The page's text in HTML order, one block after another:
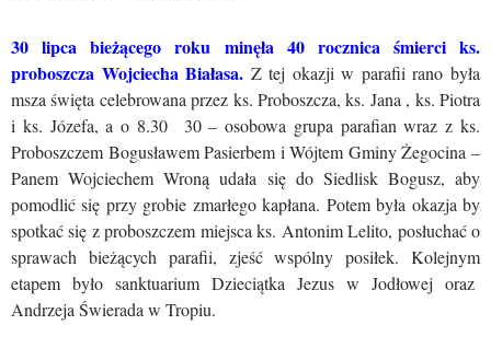
30 lipca bieżącego roku minęła 40 rocznica śmierci ks.
proboszcza Wojciecha Białasa. Z tej okazji w parafii rano była
msza święta celebrowana przez ks. Proboszcza, ks. Jana , ks. Piotra
i ks. Józefa, a o 8.30 30 – osobowa grupa parafian wraz z ks.
Proboszczem Bogusławem Pasierbem i Wójtem Gminy Żegocina –
Panem Wojciechem Wroną udała się do Siedlisk Bogusz, aby
pomodlić się przy grobie zmarłego kapłana. Potem była okazja by
spotkać się z proboszczem miejsca ks. Antonim Lelito, posłuchać o
sprawach bieżących parafii, zjeść wspólny posiłek. Kolejnym
etapem było sanktuarium Dzieciątka Jezus w Jodłowej oraz
Andrzeja Świerada w Tropiu.